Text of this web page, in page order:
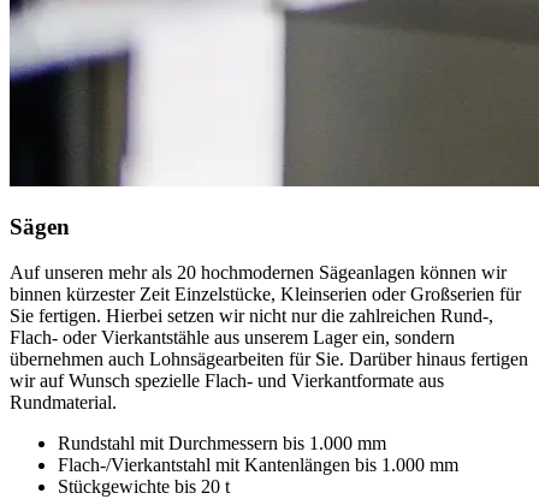
Sägen
Auf unseren mehr als 20 hochmodernen Sägeanlagen können wir
binnen kürzester Zeit Einzelstücke, Kleinserien oder Großserien für
Sie fertigen. Hierbei setzen wir nicht nur die zahlreichen Rund-,
Flach- oder Vierkantstähle aus unserem Lager ein, sondern
übernehmen auch Lohnsägearbeiten für Sie. Darüber hinaus fertigen
wir auf Wunsch spezielle Flach- und Vierkantformate aus
Rundmaterial.
Rundstahl mit Durchmessern bis 1.000 mm
Flach-/Vierkantstahl mit Kantenlängen bis 1.000 mm
Stückgewichte bis 20 t